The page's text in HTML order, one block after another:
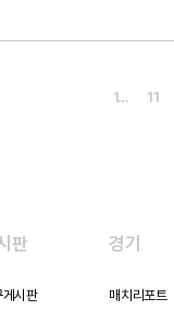
1… 11
판
시판
경기
매치리포트